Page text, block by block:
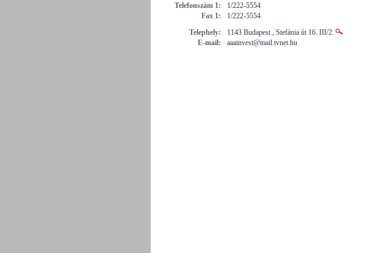
Telefonszám 1:
1/222-5554
Fax 1:
1/222-5554
Telephely:
1143 Budapest , Stefánia út 16. III/2.
E-mail:
aaainvest@mail.tvnet.hu